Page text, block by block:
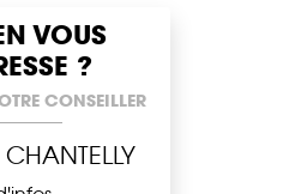
VOUS
?
CONSEILLER